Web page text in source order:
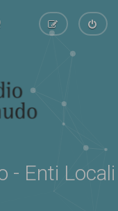
- Enti Locali